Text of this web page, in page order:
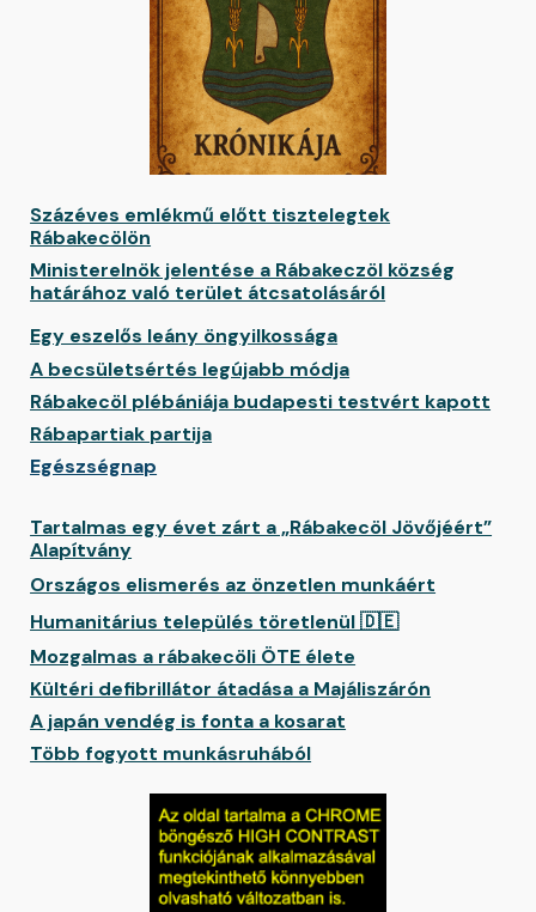
Százéves emlékmű előtt tisztelegtek
Rábakecölön
Ministerelnök jelentése a Rábakeczöl község
határához való terület átcsatolásáról
Egy eszelős leány öngyilkossága
A becsületsértés legújabb módja
Rábakecöl plébániája budapesti testvért kapott
Rábapartiak partija
Egészségnap
Tartalmas egy évet zárt a „Rábakecöl Jövőjéért”
Alapítvány
Országos elismerés az önzetlen munkáért
Humanitárius település töretlenül 🇩🇪
Mozgalmas a rábakecöli ÖTE élete
Kültéri defibrillátor átadása a Majáliszárón
A japán vendég is fonta a kosarat
Több fogyott munkásruhából